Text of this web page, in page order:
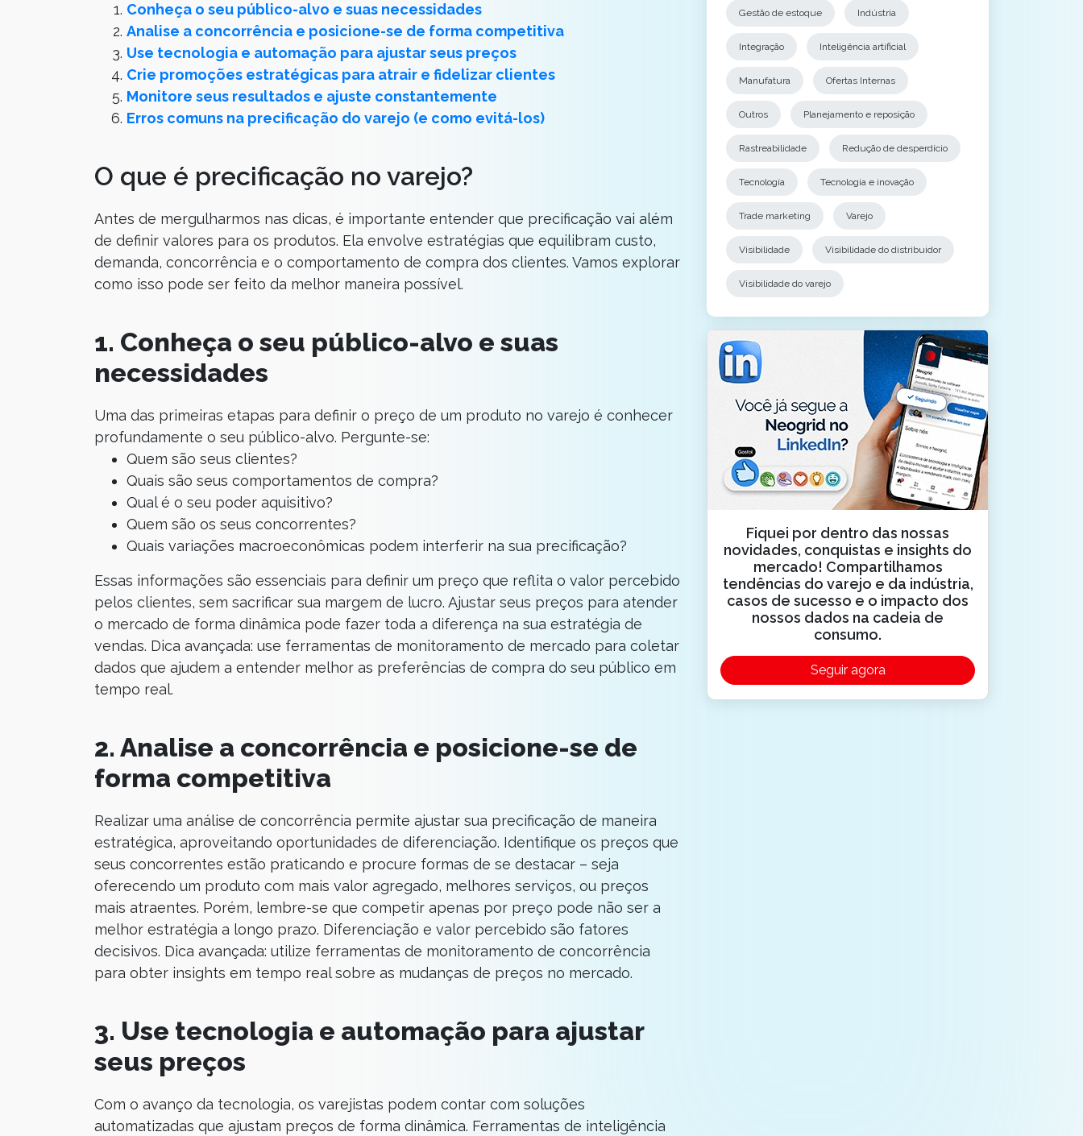
Conheça o seu público-alvo e suas necessidades
Analise a concorrência e posicione-se de forma competitiva
Use tecnologia e automação para ajustar seus preços
Crie promoções estratégicas para atrair e fidelizar clientes
Monitore seus resultados e ajuste constantemente
Erros comuns na precificação do varejo (e como evitá-los)
O que é precificação no varejo?
Antes de mergulharmos nas dicas, é importante entender que precificação vai além
de definir valores para os produtos. Ela envolve estratégias que equilibram custo,
demanda, concorrência e o comportamento de compra dos clientes. Vamos explorar
como isso pode ser feito da melhor maneira possível.
1. Conheça o seu público-alvo e suas
necessidades
Uma das primeiras etapas para definir o preço de um produto no varejo é conhecer
profundamente o seu público-alvo. Pergunte-se:
Quem são seus clientes?
Quais são seus comportamentos de compra?
Qual é o seu poder aquisitivo?
Quem são os seus concorrentes?
Quais variações macroeconômicas podem interferir na sua precificação?
Essas informações são essenciais para definir um preço que reflita o valor percebido
pelos clientes, sem sacrificar sua margem de lucro. Ajustar seus preços para atender
o mercado de forma dinâmica pode fazer toda a diferença na sua estratégia de
vendas. Dica avançada: use ferramentas de monitoramento de mercado para coletar
dados que ajudem a entender melhor as preferências de compra do seu público em
tempo real.
2. Analise a concorrência e posicione-se de
forma competitiva
Realizar uma análise de concorrência permite ajustar sua precificação de maneira
estratégica, aproveitando oportunidades de diferenciação. Identifique os preços que
seus concorrentes estão praticando e procure formas de se destacar – seja
oferecendo um produto com mais valor agregado, melhores serviços, ou preços
mais atraentes. Porém, lembre-se que competir apenas por preço pode não ser a
melhor estratégia a longo prazo. Diferenciação e valor percebido são fatores
decisivos. Dica avançada: utilize ferramentas de monitoramento de concorrência
para obter insights em tempo real sobre as mudanças de preços no mercado.
3. Use tecnologia e automação para ajustar
seus preços
Com o avanço da tecnologia, os varejistas podem contar com soluções
automatizadas que ajustam preços de forma dinâmica. Ferramentas de inteligência
Gestão de estoque Indústria
Integração Inteligência artificial
Manufatura Ofertas Internas
Outros Planejamento e reposição
Rastreabilidade Redução de desperdício
Tecnología Tecnologia e inovação
Trade marketing Varejo
Visibilidade Visibilidade do distribuidor
Visibilidade do varejo
Fiquei por dentro das nossas
novidades, conquistas e insights do
mercado! Compartilhamos
tendências do varejo e da indústria,
casos de sucesso e o impacto dos
nossos dados na cadeia de
consumo.
Seguir agora